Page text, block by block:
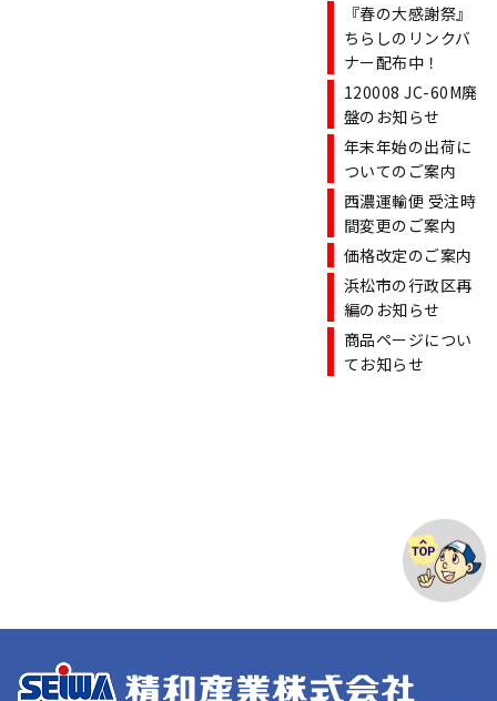
『春の大感謝祭』
ちらしのリンクバ
ナー配布中！
120008 JC-60M廃
盤のお知らせ
年末年始の出荷に
ついてのご案内
西濃運輸便 受注時
間変更のご案内
価格改定のご案内
浜松市の行政区再
編のお知らせ
商品ページについ
てお知らせ